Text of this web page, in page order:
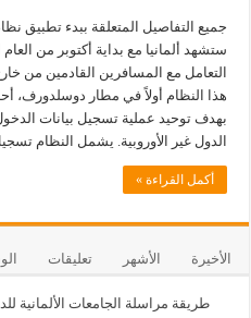
ستشهد ألمانيا مع بداية أكتوبر من
التعامل مع المسافرين القادمين من
هذا النظام أولاً في مطار دوسلدورف،
بهدف توحيد عملية تسجيل بيانات
الدول غير الأوروبية. يشمل النظام
أكمل القراءة »
الأخيرة الأشهر تعليقات
طريقة مراسلة الجامعات الألمانية